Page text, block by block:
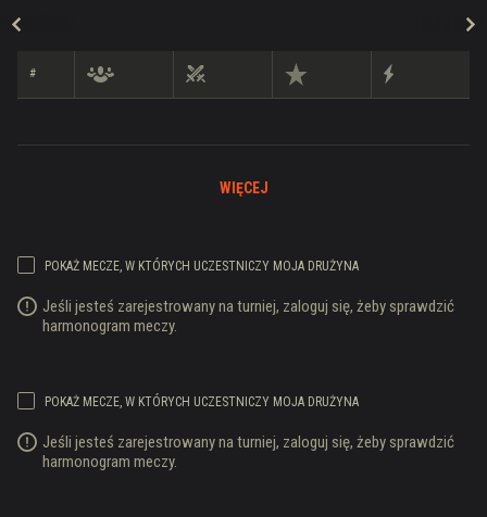
#
WIĘCEJ
POKAŻ MECZE, W KTÓRYCH UCZESTNICZY MOJA DRUŻYNA
Jeśli jesteś zarejestrowany na turniej, zaloguj się, żeby sprawdzić
harmonogram meczy.
POKAŻ MECZE, W KTÓRYCH UCZESTNICZY MOJA DRUŻYNA
Jeśli jesteś zarejestrowany na turniej, zaloguj się, żeby sprawdzić
harmonogram meczy.